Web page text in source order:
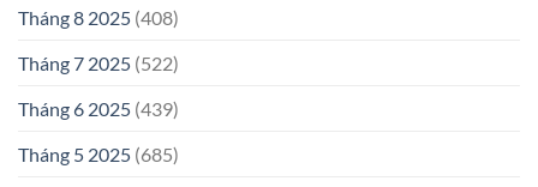
Tháng 8 2025 (408)
Tháng 7 2025 (522)
Tháng 6 2025 (439)
Tháng 5 2025 (685)